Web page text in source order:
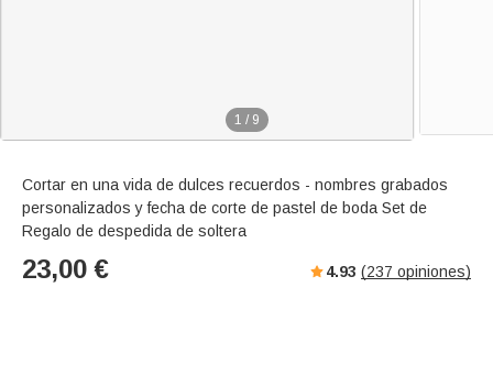
1 / 9
Cortar en una vida de dulces recuerdos - nombres grabados
personalizados y fecha de corte de pastel de boda Set de
Regalo de despedida de soltera
23,00 € 4.93 (237 opiniones)